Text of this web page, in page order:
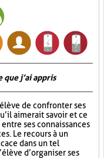
que j’ai appris
de confronter ses
aimerait savoir et ce
ses connaissances
Le recours à un
dans un tel
d’organiser ses